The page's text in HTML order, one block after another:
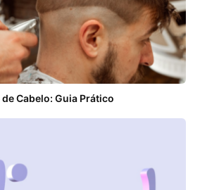
Cabelo: Guia Prático